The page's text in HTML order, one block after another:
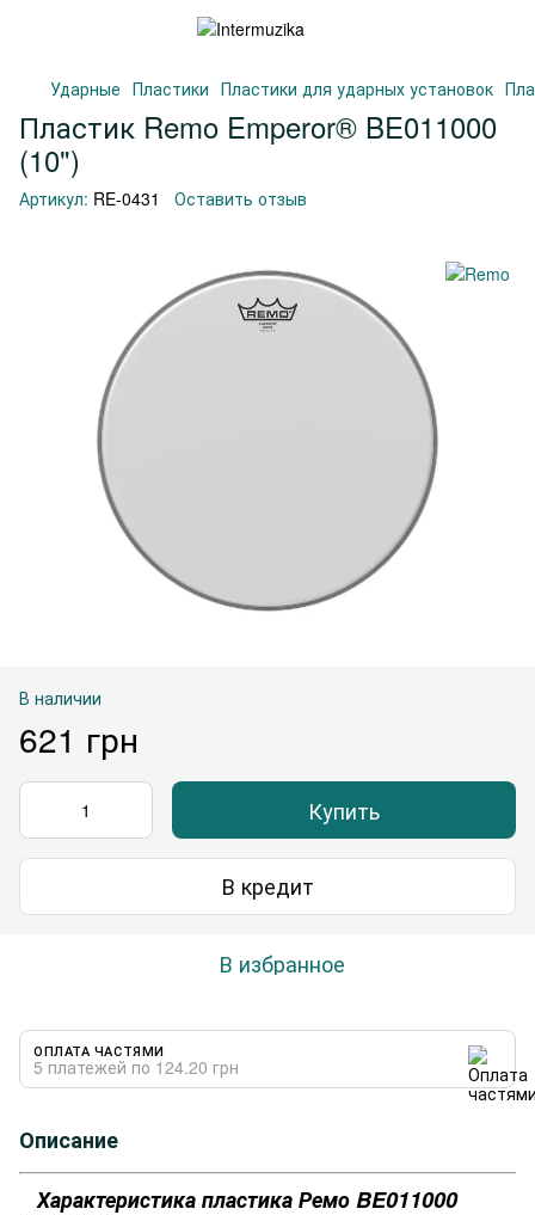
Ударные Пластики Пластики для ударных установок
Пластик Remo Emperor® BE011000
(10")
Артикул: RE-0431 Оставить отзыв
В наличии
621 грн
Купить
В кредит
В избранное
ОПЛАТА ЧАСТЯМИ
5 платежей по 124.20 грн
Описание
Характеристика пластика Ремо BE011000